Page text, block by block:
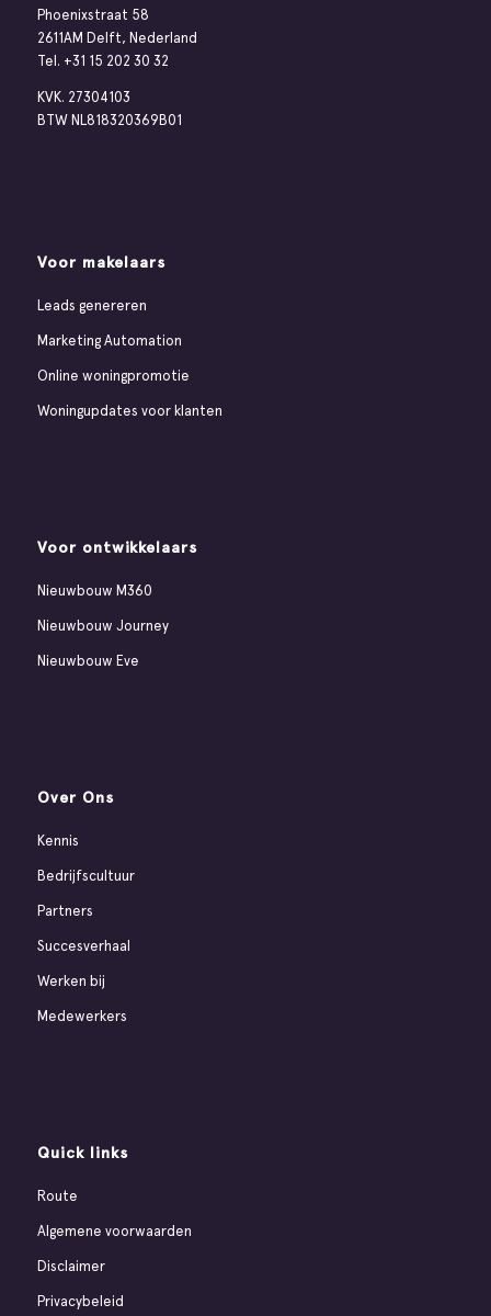
Phoenixstraat 58
2611AM Delft, Nederland
Tel. +31 15 202 30 32
KVK. 27304103
BTW NL818320369B01
Voor makelaars
Leads genereren
Marketing Automation
Online woningpromotie
Woningupdates voor klanten
Voor ontwikkelaars
Nieuwbouw M360
Nieuwbouw Journey
Nieuwbouw Eve
Over Ons
Kennis
Bedrijfscultuur
Partners
Succesverhaal
Werken bij
Medewerkers
Quick links
Route
Algemene voorwaarden
Disclaimer
Privacybeleid